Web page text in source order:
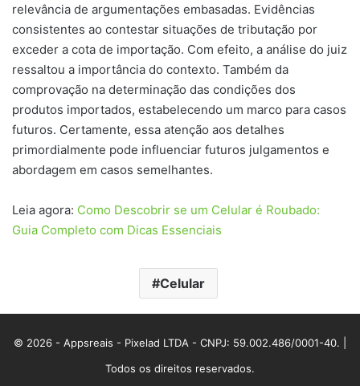
relevância de argumentações embasadas. Evidências
consistentes ao contestar situações de tributação por
exceder a cota de importação. Com efeito, a análise do juiz
ressaltou a importância do contexto. Também da
comprovação na determinação das condições dos
produtos importados, estabelecendo um marco para casos
futuros. Certamente, essa atenção aos detalhes
primordialmente pode influenciar futuros julgamentos e
abordagem em casos semelhantes.
Leia agora: Como Descobrir se um Celular é Roubado:
Guia Completo com Dicas Essenciais
Celular
© 2026 - Appsreais - Pixelad LTDA - CNPJ: 59.002.486/0001-40. |
Todos os direitos reservados.